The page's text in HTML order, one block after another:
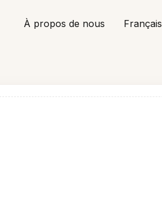
À propos de nous Français